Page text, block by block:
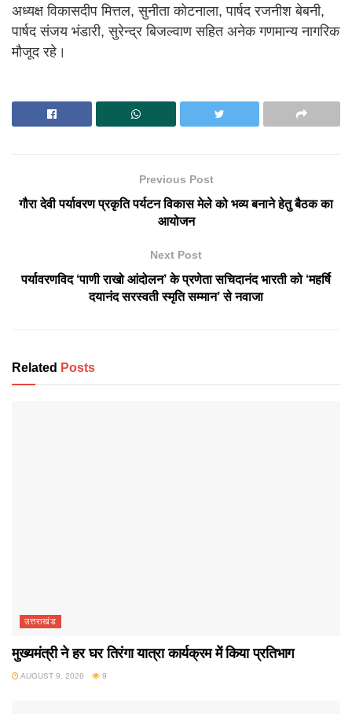
अध्यक्ष विकासदीप मित्तल, सुनीता कोटनाला, पार्षद रजनीश बेबनी,
पार्षद संजय भंडारी, सुरेन्द्र बिजल्वाण सहित अनेक गणमान्य नागरिक
मौजूद रहे।
Previous Post
गौरा देवी पर्यावरण प्रकृति पर्यटन विकास मेले को भव्य बनाने हेतु बैठक का
आयोजन
Next Post
पर्यावरणविद ‘पाणी राखो आंदोलन’ के प्रणेता सचिदानंद भारती को ‘महर्षि
दयानंद सरस्वती स्मृति सम्मान’ से नवाजा
Related Posts
उत्तराखंड
मुख्यमंत्री ने हर घर तिरंगा यात्रा कार्यक्रम में किया प्रतिभाग
AUGUST 9, 2026 9